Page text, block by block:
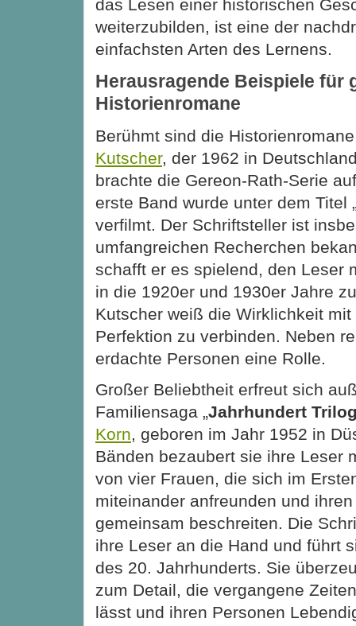
das Lesen einer historischen
weiterzubilden, ist eine der
einfachsten Arten des Lernens.
Herausragende Beispiele für
Historienromane
Berühmt sind die
Kutscher, der 1962 in
brachte die Gereon-Rath-Serie
erste Band wurde unter dem Titel
verfilmt. Der Schriftsteller ist
umfangreichen Recherchen
schafft er es spielend, den Leser
in die 1920er und 1930er Jahre
Kutscher weiß die Wirklichkeit
Perfektion zu verbinden. Neben
erdachte Personen eine Rolle.
Großer Beliebtheit erfreut sich
Familiensaga „ Jahrhundert
Korn , geboren im Jahr 1952 in
Bänden bezaubert sie ihre Leser
von vier Frauen, die sich im
miteinander anfreunden und
gemeinsam beschreiten. Die
ihre Leser an die Hand und führt
des 20. Jahrhunderts. Sie
zum Detail, die vergangene
lässt und ihren Personen